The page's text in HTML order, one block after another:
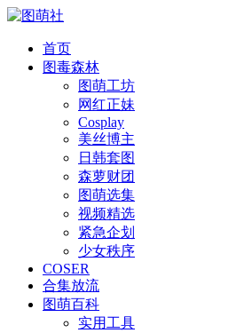
首页
图毒森林
图萌工坊
网红正妹
Cosplay
美丝博主
日韩套图
森萝财团
图萌选集
视频精选
紧急企划
少女秩序
COSER
合集放流
图萌百科
实用工具